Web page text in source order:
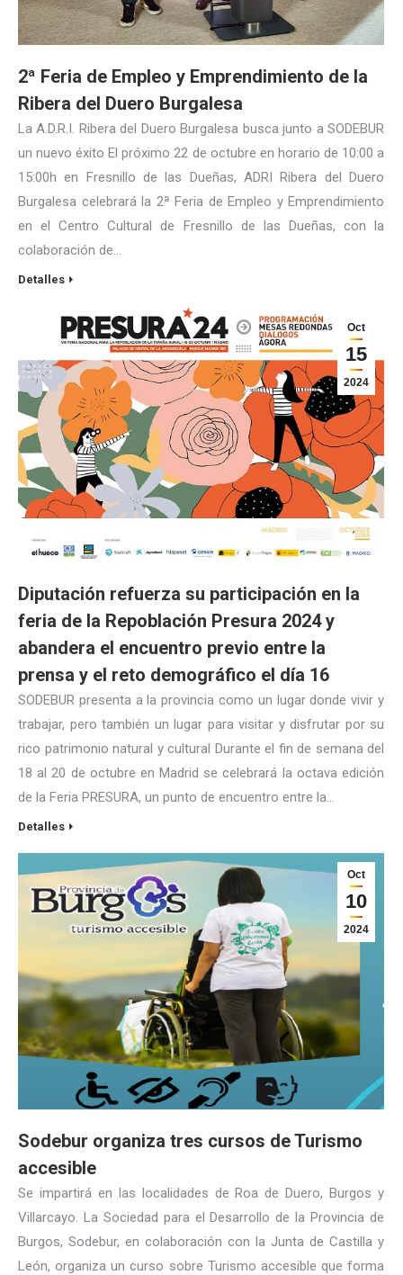
2ª Feria de Empleo y Emprendimiento de la
Ribera del Duero Burgalesa
La A.D.R.I. Ribera del Duero Burgalesa busca junto a SODEBUR
un nuevo éxito El próximo 22 de octubre en horario de 10:00 a
15:00h en Fresnillo de las Dueñas, ADRI Ribera del Duero
Burgalesa celebrará la 2ª Feria de Empleo y Emprendimiento
en el Centro Cultural de Fresnillo de las Dueñas, con la
colaboración de…
Detalles
Oct
15
2024
Diputación refuerza su participación en la
feria de la Repoblación Presura 2024 y
abandera el encuentro previo entre la
prensa y el reto demográfico el día 16
SODEBUR presenta a la provincia como un lugar donde vivir y
trabajar, pero también un lugar para visitar y disfrutar por su
rico patrimonio natural y cultural Durante el fin de semana del
18 al 20 de octubre en Madrid se celebrará la octava edición
de la Feria PRESURA, un punto de encuentro entre la…
Detalles
Oct
10
2024
Sodebur organiza tres cursos de Turismo
accesible
Se impartirá en las localidades de Roa de Duero, Burgos y
Villarcayo. La Sociedad para el Desarrollo de la Provincia de
Burgos, Sodebur, en colaboración con la Junta de Castilla y
León, organiza un curso sobre Turismo accesible que forma